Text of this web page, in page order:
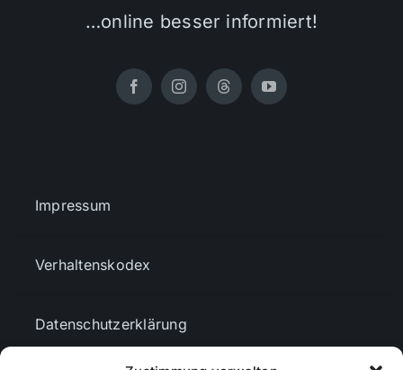
…online besser informiert!
Impressum
Verhaltenskodex
Datenschutzerklärung